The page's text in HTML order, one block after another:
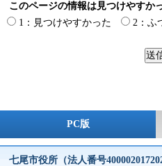
このページの情報は見つけやすか
1：見つけやすかった
2：ふ
PC版
七尾市役所（法人番号